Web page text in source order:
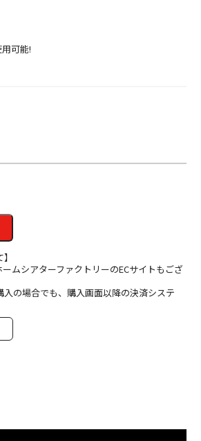
可能!
ムシアターファクトリーのECサイトもござ
の場合でも、購入画面以降の決済システ